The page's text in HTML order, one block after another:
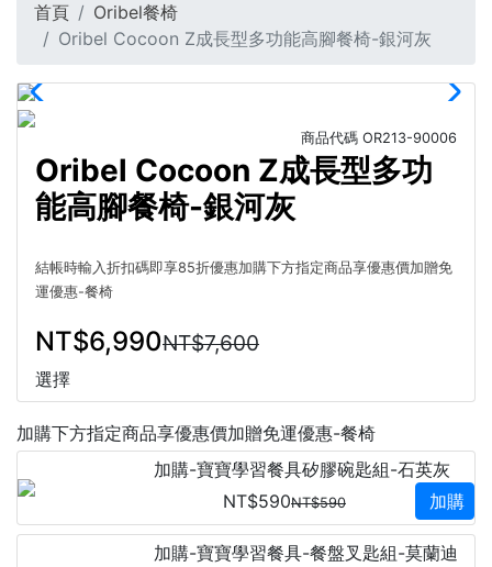
首頁
Oribel餐椅
Oribel Cocoon Z成長型多功能高腳餐椅-銀河灰
商品代碼 OR213-90006
Oribel Cocoon Z成長型多功
能高腳餐椅-銀河灰
結帳時輸入折扣碼即享85折優惠加購下方指定商品享優惠價加贈免
運優惠-餐椅
NT$6,990NT$7,600
選擇
加購下方指定商品享優惠價加贈免運優惠-餐椅
加購-寶寶學習餐具矽膠碗匙組-石英灰
NT$590NT$590 加購
加購-寶寶學習餐具-餐盤叉匙組-莫蘭迪